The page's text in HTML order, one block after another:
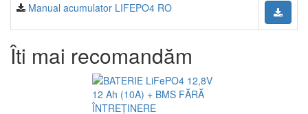
Manual acumulator LIFEPO4 RO
Îti mai recomandăm